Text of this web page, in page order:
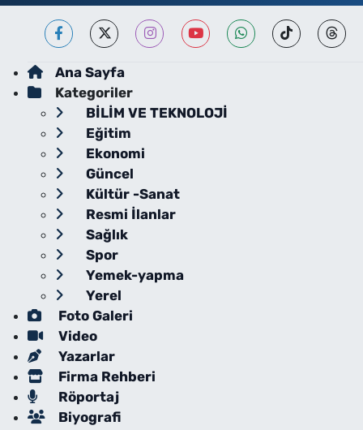
Ana Sayfa
Kategoriler
BİLİM VE TEKNOLOJİ
Eğitim
Ekonomi
Güncel
Kültür -Sanat
Resmi İlanlar
Sağlık
Spor
Yemek-yapma
Yerel
Foto Galeri
Video
Yazarlar
Firma Rehberi
Röportaj
Biyografi